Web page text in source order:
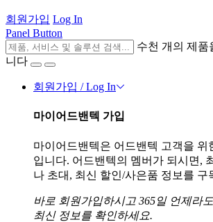
회원가입 Log In
Panel Button
수천 개의 제품
니다
회원가입 / Log In
마이어드밴텍 가입
마이어드밴텍은 어드밴텍 고객을 위
입니다. 어드밴텍의 멤버가 되시면,
나 초대, 최신 할인/사은품 정보를 구
바로 회원가입하시고 365일 언제라
최신 정보를 확인하세요.